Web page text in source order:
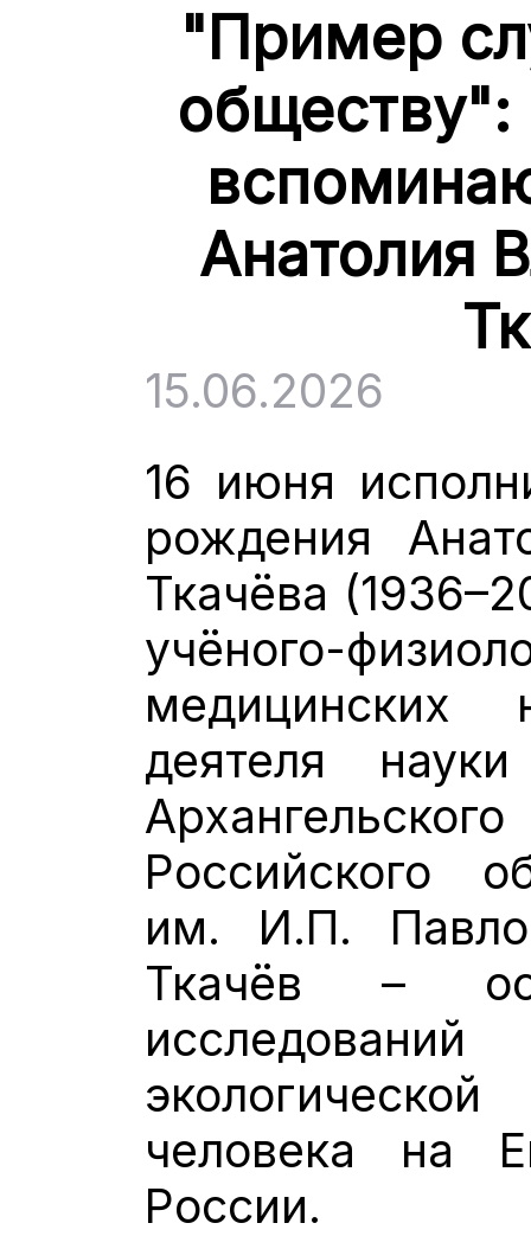
"Пример
обществу":
Анатолия
15.06.2026
16 июня
рождения
Ткачёва
учёного-
медицинских
деятеля
Российского
им. И.П.
Ткачёв –
человека на
России.